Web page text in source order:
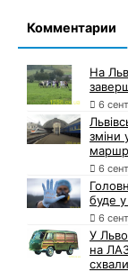
Комментарии
На
6
зміни
6
буде
6
У
на